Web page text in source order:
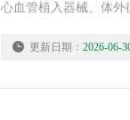
心血管植入器械、体
更新日期： 2026-06-